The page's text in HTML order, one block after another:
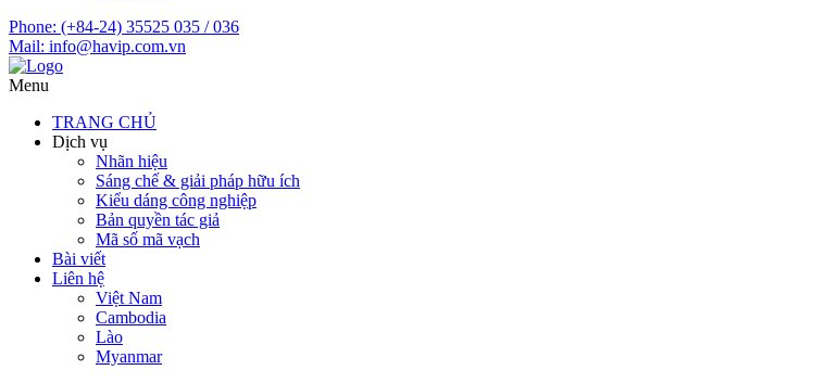
Phone: (+84-24) 35525 035 / 036
Mail: info@havip.com.vn
Menu
TRANG CHỦ
Dịch vụ
Nhãn hiệu
Sáng chế & giải pháp hữu ích
Kiểu dáng công nghiệp
Bản quyền tác giả
Mã số mã vạch
Bài viết
Liên hệ
Việt Nam
Cambodia
Lào
Myanmar